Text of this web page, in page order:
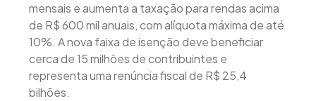
mensais e aumenta a taxação para rendas acima
de R$ 600 mil anuais, com alíquota máxima de até
10%. A nova faixa de isenção deve beneficiar
cerca de 15 milhões de contribuintes e
representa uma renúncia fiscal de R$ 25,4
bilhões.